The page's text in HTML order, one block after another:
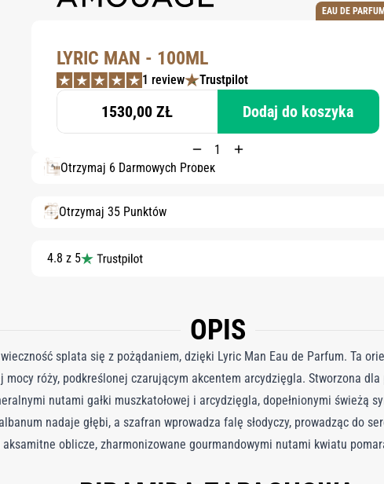
EAU DE PARFUM
LYRIC MAN - 100ML
1 review Trustpilot
1530,00 ZŁ Dodaj do koszyka
Otrzymaj 6 Darmowych Próbek
Otrzymaj 35 Punktów
4.8 z 5
OPIS
splata się z pożądaniem, dzięki Lyric Man Eau de Parfum. Ta
mocy róży, podkreślonej czarującym akcentem arcydzięgla. Stworzona
nutami gałki muszkatołowej i arcydzięgla, dopełnionymi świeżą
nadaje głębi, a szafran wprowadza falę słodyczy, prowadząc do
oblicze, zharmonizowane gourmandowymi nutami kwiatu
piżma i świeże akcenty, pozostawiając bogate, miękkie wykończenie z